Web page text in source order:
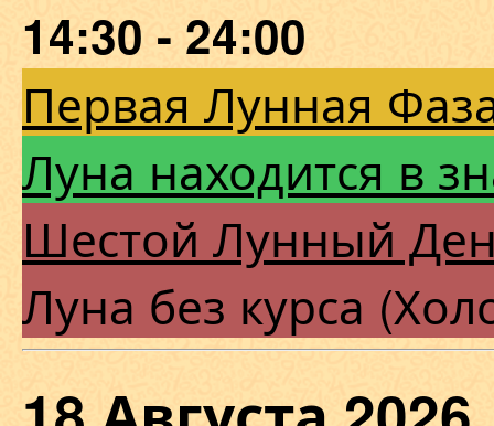
14:30 - 24:00
Первая Лунная
Луна находится в
Шестой Лунный
Луна без курса